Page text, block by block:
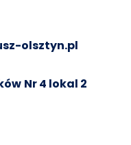
olsztyn.pl
Nr 4 lokal 2